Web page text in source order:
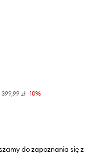
399,99 zł -10%
do zapoznania się z